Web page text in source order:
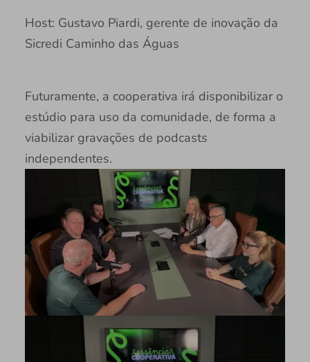
Host: Gustavo Piardi, gerente de inovação da
Sicredi Caminho das Águas
Futuramente, a cooperativa irá disponibilizar o
estúdio para uso da comunidade, de forma a
viabilizar gravações de podcasts
independentes.